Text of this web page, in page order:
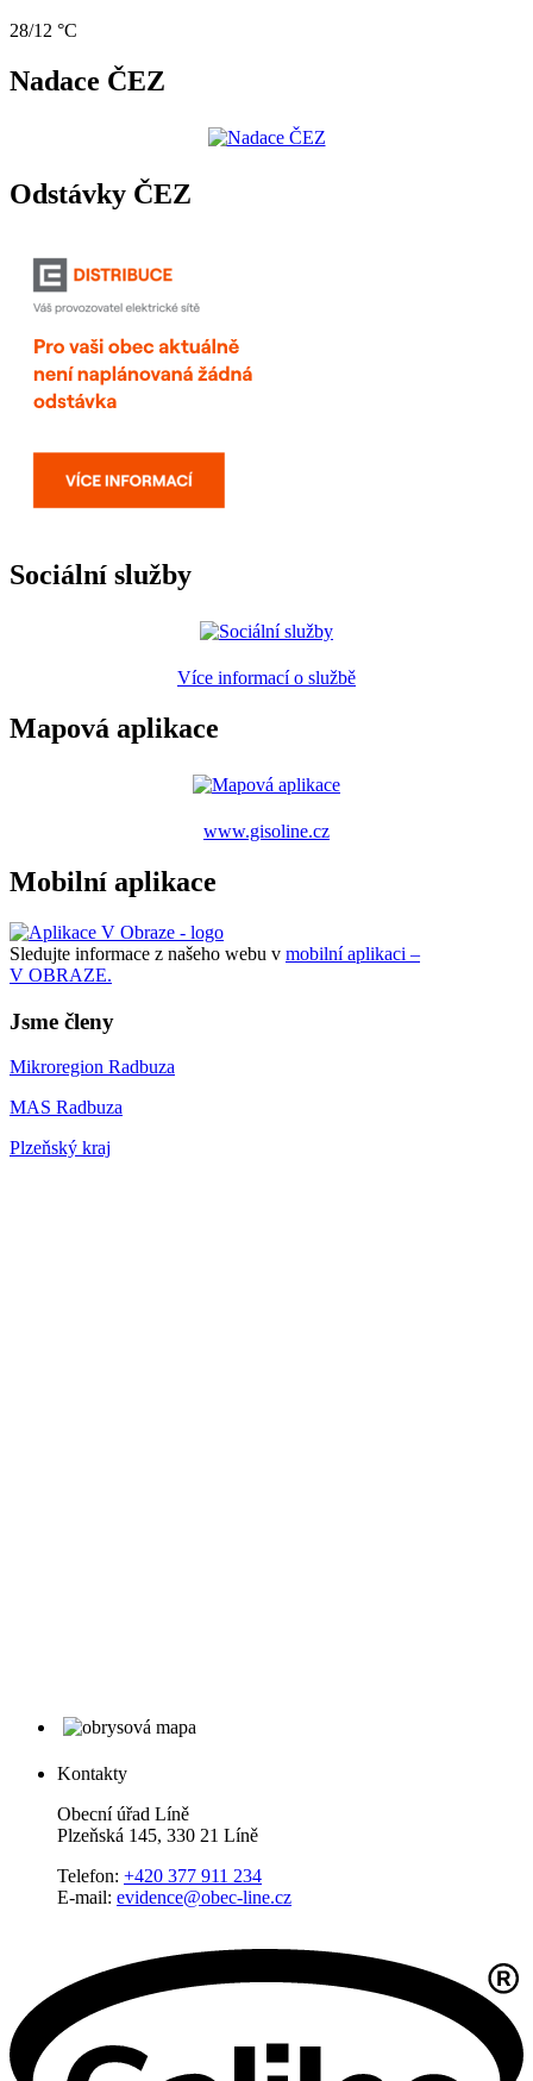
28/12 °C
Nadace ČEZ
Odstávky ČEZ
Sociální služby
Více informací o službě
Mapová aplikace
www.gisoline.cz
Mobilní aplikace
Sledujte informace z našeho webu v mobilní aplikaci –
V OBRAZE.
Jsme členy
Mikroregion Radbuza
MAS Radbuza
Plzeňský kraj
Kontakty
Obecní úřad Líně
Plzeňská 145, 330 21 Líně
Telefon: +420 377 911 234
E-mail: evidence@obec-line.cz